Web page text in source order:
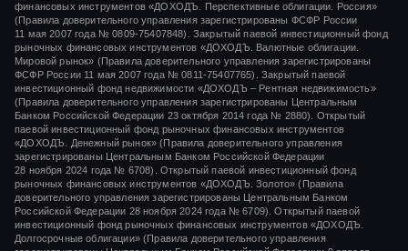
финансовых инструментов «ДОХОДЪ. Перспективные облигации. Россия»
(Правила доверительного управления зарегистрированы ФСФР России
11 мая 2007 года № 0809-75407848).
Закрытый паевой инвестиционный фонд
рыночных финансовых инструментов «ДОХОДЪ. Валютные облигации.
Мировой рынок» (Правила доверительного управления зарегистрированы
ФСФР России 11 мая 2007 года № 0811-75407765).
Закрытый паевой
инвестиционный фонд недвижимости «ДОХОДЪ – Рентная недвижимость»
(Правила доверительного управления зарегистрированы Центральным
Банком Российской Федерации 23 октября 2014 года № 2880).
Открытый
паевой инвестиционный фонд рыночных финансовых инструментов
«ДОХОДЪ. Денежный рынок» (Правила доверительного управления
зарегистрированы Центральным Банком Российской Федерации
28 ноября 2024 года № 6708).
Открытый паевой инвестиционный фонд
рыночных финансовых инструментов «ДОХОДЪ. Золото» (Правила
доверительного управления зарегистрированы Центральным Банком
Российской Федерации 28 ноября 2024 года№ 6709). Открытый паевой
инвестиционный фонд рыночных финансовых инструментов «ДОХОДЪ.
Долгосрочные облигации» (Правила доверительного управления